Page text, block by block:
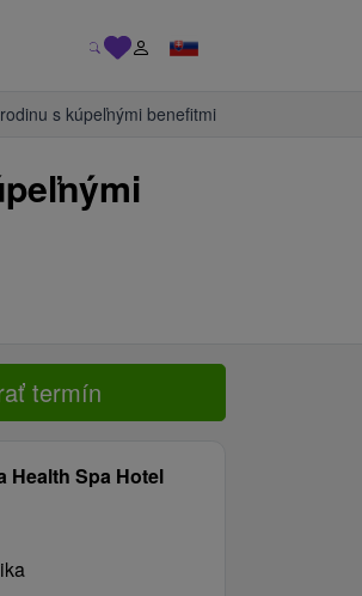
s kúpeľnými benefitmi
termín
Health Spa Hotel